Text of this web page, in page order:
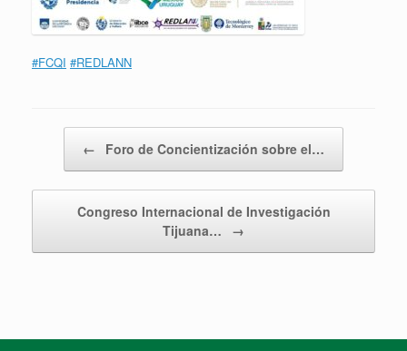
#FCQI #REDLANN
← Foro de Concientización sobre el…
Congreso Internacional de Investigación
Tijuana…
→